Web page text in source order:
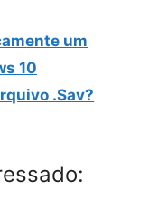
um
10
.Sav?